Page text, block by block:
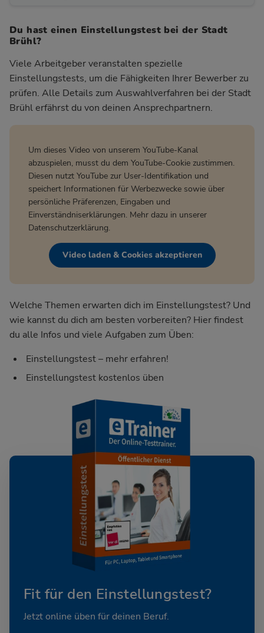
Du hast einen Einstellungstest bei der Stadt
Brühl?
Viele Arbeitgeber veranstalten spezielle
Einstellungstests, um die Fähigkeiten Ihrer Bewerber zu
prüfen. Alle Details zum Auswahlverfahren bei der Stadt
Brühlerfährst du von deinen Ansprechpartnern.
Um dieses Video von unserem YouTube-Kanal
abzuspielen, musst du dem YouTube-Cookie zustimmen.
Diesen nutzt YouTube zur User-Identifikation und
speichert Informationen für Werbezwecke sowie über
persönliche Präferenzen, Eingaben und
Einverständniserklärungen. Mehr dazu in unserer
Datenschutzerklärung.
Video laden & Cookies akzeptieren
Welche Themen erwarten dich im Einstellungstest? Und
wie kannst du dich am besten vorbereiten? Hier findest
du alle Infos und viele Aufgaben zum Üben:
Einstellungstest – mehr erfahren!
Einstellungstest kostenlos üben
Fit für den Einstellungstest?
Jetzt online üben für deinen Beruf.